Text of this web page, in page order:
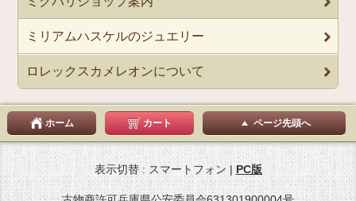
ミリアムハスケルのジュエリー
ロレックスカメレオンについて
ホーム カート ページ先頭へ
表示切替 : スマートフォン |PC版